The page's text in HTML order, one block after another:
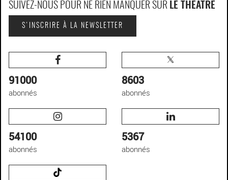
SUIVEZ-NOUS POUR NE RIEN MANQUER SUR LE THÉÂTRE
S'INSCRIRE À LA NEWSLETTER
91000
abonnés
8603
abonnés
54100
abonnés
5367
abonnés